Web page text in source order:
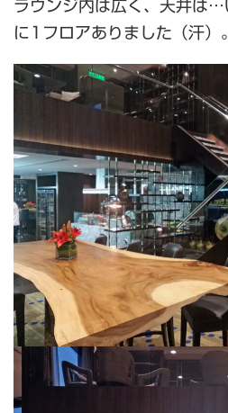
ラウンジ内は広く、天井は…
に1フロアありました（汗）。